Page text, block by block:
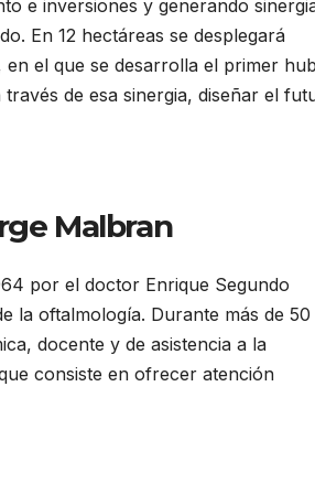
e inversiones y generando
En 12 hectáreas se desplegará
el que se desarrolla el primer hub
de esa sinergia, diseñar el
Malbran
por el doctor Enrique Segundo
la oftalmología. Durante más de 50
docente y de asistencia a la
consiste en ofrecer atención